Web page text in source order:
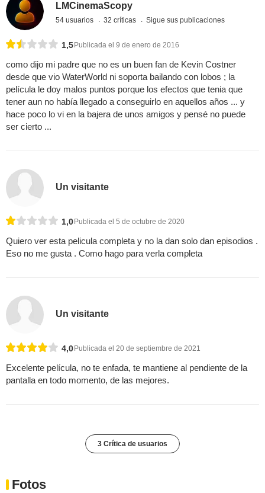
LMCinemaScopy
54 usuarios 32 críticas Sigue sus publicaciones
1,5 Publicada el 9 de enero de 2016
como dijo mi padre que no es un buen fan de Kevin Costner
desde que vio WaterWorld ni soporta bailando con lobos ; la
película le doy malos puntos porque los efectos que tenia que
tener aun no había llegado a conseguirlo en aquellos años ... y
hace poco lo vi en la bajera de unos amigos y pensé no puede
ser cierto ...
Un visitante
1,0 Publicada el 5 de octubre de 2020
Quiero ver esta pelicula completa y no la dan solo dan episodios .
Eso no me gusta . Como hago para verla completa
Un visitante
4,0 Publicada el 20 de septiembre de 2021
Excelente película, no te enfada, te mantiene al pendiente de la
pantalla en todo momento, de las mejores.
3 Crítica de usuarios
Fotos